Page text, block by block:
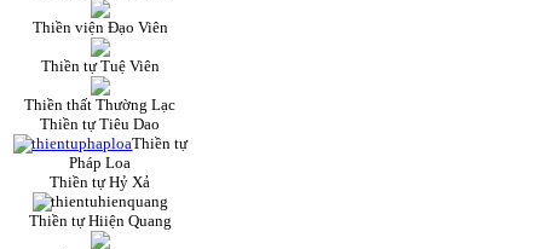
Thiền viện Đạo Viên
Thiền tự Tuệ Viên
Thiền thất Thường Lạc
Thiền tự Tiêu Dao
Thiền tự
Pháp Loa
Thiền tự Hỷ Xả
Thiền tự Hiiện Quang